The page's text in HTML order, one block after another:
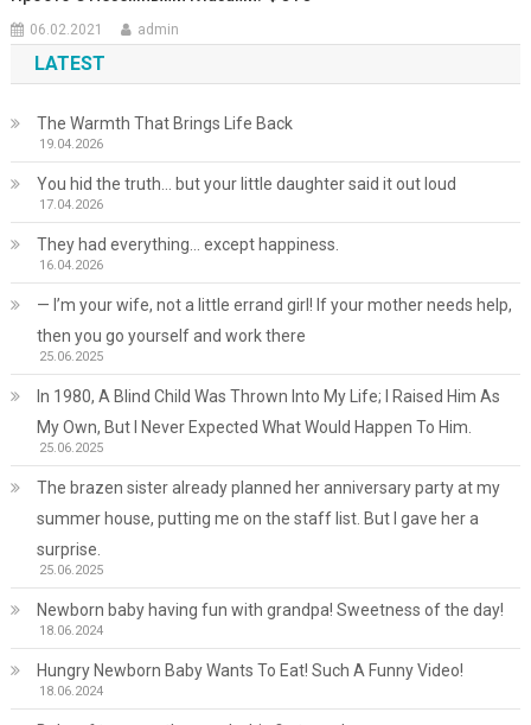
06.02.2021 admin
LATEST
The Warmth That Brings Life Back
19.04.2026
You hid the truth… but your little daughter said it out loud
17.04.2026
They had everything… except happiness.
16.04.2026
— I’m your wife, not a little errand girl! If your mother needs help,
then you go yourself and work there
25.06.2025
In 1980, A Blind Child Was Thrown Into My Life; I Raised Him As
My Own, But I Never Expected What Would Happen To Him.
25.06.2025
The brazen sister already planned her anniversary party at my
summer house, putting me on the staff list. But I gave her a
surprise.
25.06.2025
Newborn baby having fun with grandpa! Sweetness of the day!
18.06.2024
Hungry Newborn Baby Wants To Eat! Such A Funny Video!
18.06.2024